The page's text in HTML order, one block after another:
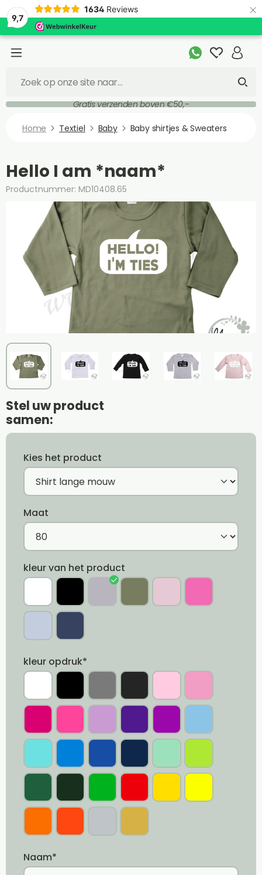
9,7
1634 Reviews ×
Gratis verzenden boven €50,-
Home Textiel Baby Baby shirtjes & Sweaters
Hello I am *naam*
Productnummer: MD10408.65
Stel uw product
samen:
Kies het product
Maat
kleur van het product
kleur opdruk*
Naam*